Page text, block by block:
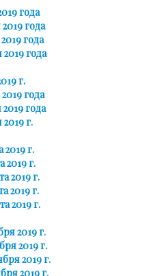
года
года
года
года
г.
года
года
г.
2019 г.
2019 г.
2019 г.
2019 г.
2019 г.
2019 г.
2019 г.
2019 г.
2019 г.